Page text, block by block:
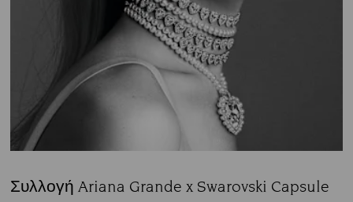
Συλλογή Ariana Grande x Swarovski Capsule